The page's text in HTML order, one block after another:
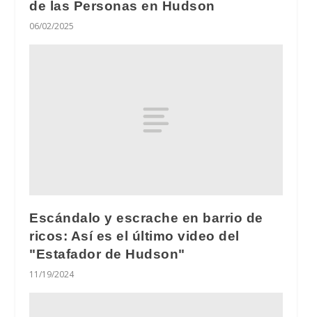
de las Personas en Hudson
06/02/2025
Escándalo y escrache en barrio de
ricos: Así es el último video del
"Estafador de Hudson"
11/19/2024